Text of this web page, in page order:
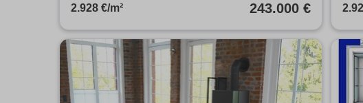
2.928 €/m² 243.000 €